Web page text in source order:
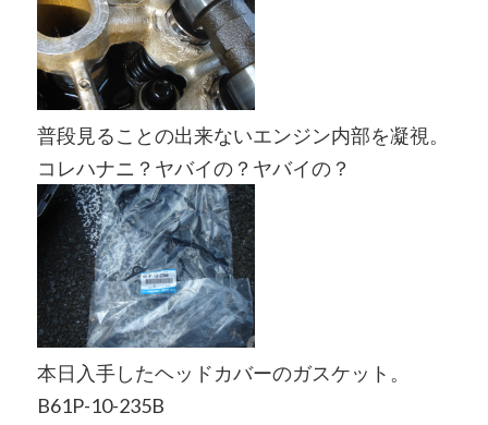
普段見ることの出来ないエンジン内部を凝視。
コレハナニ？ヤバイの？ヤバイの？
本日入手したヘッドカバーのガスケット。
B61P-10-235B